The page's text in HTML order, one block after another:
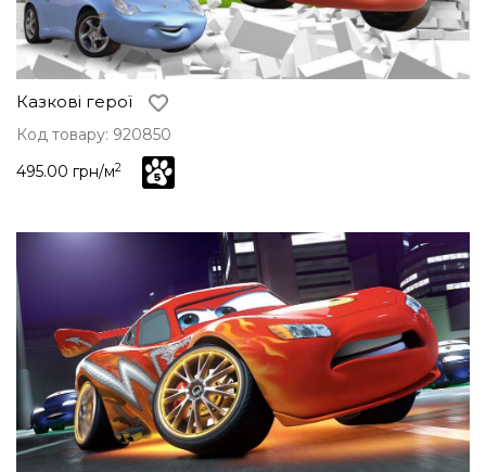
Казкові герої
Код товару: 920850
495.00 грн/м2